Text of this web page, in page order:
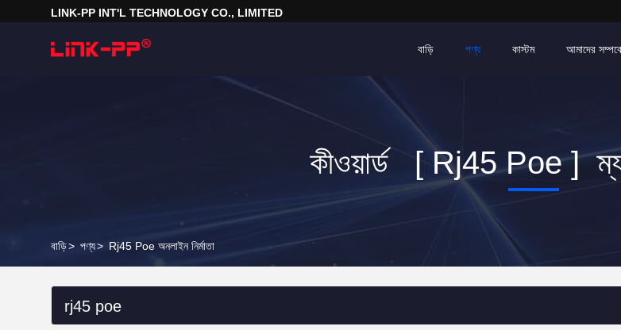
LINK-PP INT'L TECHNOLOGY CO., LIMITED
বাড়ি পণ্য আমাদের
কাস্টম
কীওয়ার্ড [ Rj45 Poe ]
বাড়ি> পণ্য> Rj45 Poe অনলাইন নির্মাতা
rj45 poe